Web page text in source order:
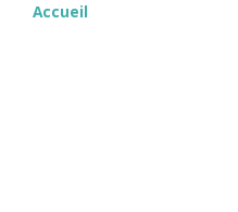
Accueil